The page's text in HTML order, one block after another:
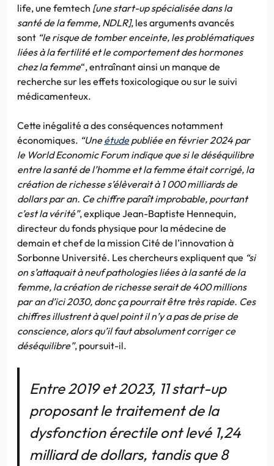
life, une femtech [une start-up spécialisée dans la
santé de la femme, NDLR], les arguments avancés
sont “le risque de tomber enceinte, les problématiques
liées à la fertilité et le comportement des hormones
chez la femme“, entraînant ainsi un manque de
recherche sur les effets toxicologique ou sur le suivi
médicamenteux.
Cette inégalité a des conséquences notamment
économiques. “Uneétudepubliée en février 2024 par
le World Economic Forum indique que si le déséquilibre
entre la santé de l’homme et la femme était corrigé, la
création de richesse s’élèverait à 1 000 milliards de
dollars par an. Ce chiffre paraît improbable, pourtant
c’est la vérité”, explique Jean-Baptiste Hennequin,
directeur du fonds physique pour la médecine de
demain et chef de la mission Cité de l’innovation à
Sorbonne Université. Les chercheurs expliquent que “si
on s’attaquait à neuf pathologies liées à la santé de la
femme, la création de richesse serait de 400 millions
par an d’ici 2030, donc ça pourrait être très rapide. Ces
chiffres illustrent à quel point il n’y a pas de prise de
conscience, alors qu’il faut absolument corriger ce
déséquilibre”, poursuit-il.
Entre 2019 et 2023, 11 start-up
proposant le traitement de la
dysfonction érectile ont levé 1,24
milliard de dollars, tandis que 8